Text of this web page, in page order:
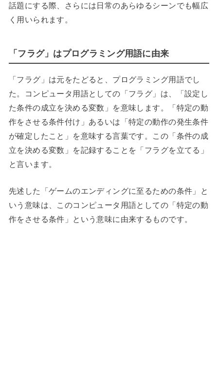
話題にする際、さらには日常のあらゆるシーンでも幅広
く用いられます。
「フラグ」はプログラミング用語に由来
「フラグ」は元をたどると、プログラミング用語でし
た。コンピュータ用語としての「フラグ」は、「設定し
た条件の成立を決める変数」を意味します。「特定の動
作をさせる条件付け」あるいは「特定の動作の発生条件
が確定したこと」を意味する言葉です。この「条件の成
立を決める変数」を記録することを「フラグを立てる」
と言います。
先述した「ゲームのエンディングに至るための条件」と
いう意味は、このコンピュータ用語としての「特定の動
作をさせる条件」という意味に由来するものです。